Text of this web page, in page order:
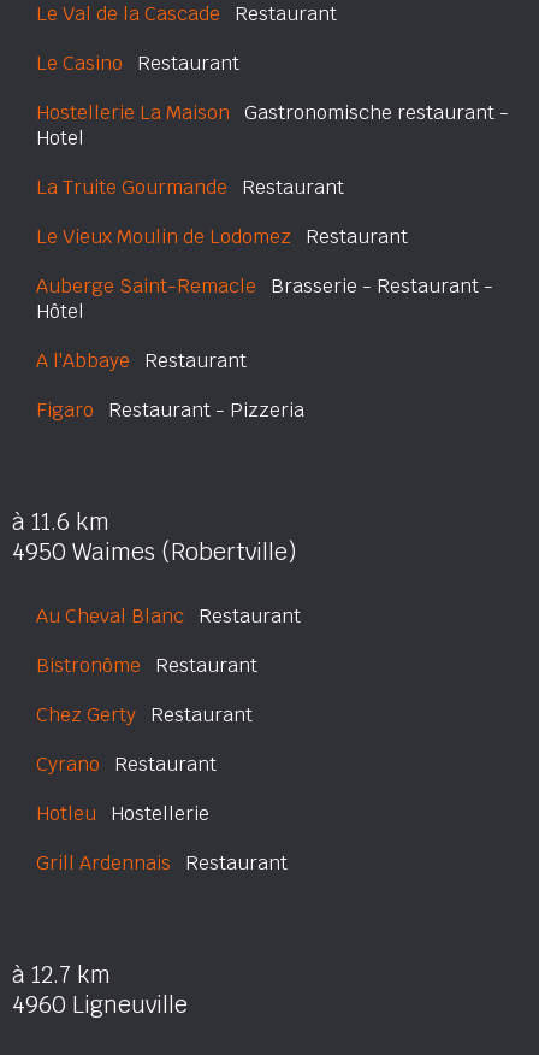
Le Val de la Cascade Restaurant
Le Casino Restaurant
Hostellerie La Maison Gastronomische restaurant -
Hotel
La Truite Gourmande Restaurant
Le Vieux Moulin de Lodomez Restaurant
Auberge Saint-Remacle Brasserie - Restaurant -
Hôtel
A l'Abbaye Restaurant
Figaro Restaurant - Pizzeria
à 11.6 km
4950 Waimes (Robertville)
Au Cheval Blanc Restaurant
Bistronôme Restaurant
Chez Gerty Restaurant
Cyrano Restaurant
Hotleu Hostellerie
Grill Ardennais Restaurant
à 12.7 km
4960 Ligneuville